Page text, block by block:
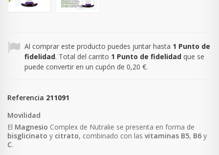
Al comprar este producto puedes juntar hasta 1 Punto de
fidelidad. Total del carrito 1 Punto de fidelidad que se
puede convertir en un cupón de 0,20 €.
Referencia 211091
Movilidad
El Magnesio Complex de Nutralie se presenta en forma de
bisglicinato y citrato, combinado con las vitaminas B5, B6 y
C.